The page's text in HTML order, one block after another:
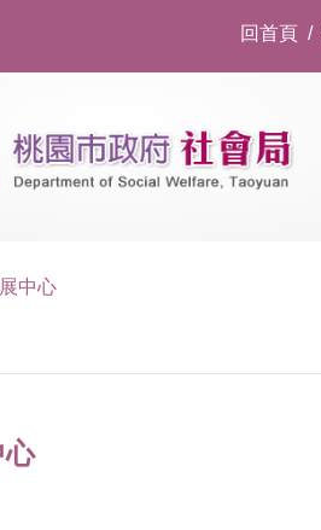
回首頁
中心
心